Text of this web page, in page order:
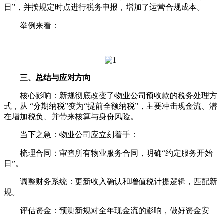
日”，并按规定时点进行税务申报，增加了运营合规成本。
举例来看：
三、总结与应对方向
核心影响：新规彻底改变了物业公司预收款的税务处理方
式，从 “分期纳税”变为“提前全额纳税”，主要冲击现金流、潜
在增加税负、并带来核算与身份风险。
当下之急：物业公司应立刻着手：
梳理合同：审查所有物业服务合同，明确“约定服务开始
日”。
调整财务系统：更新收入确认和增值税计提逻辑，匹配新
规。
评估资金：预测新规对全年现金流的影响，做好资金安